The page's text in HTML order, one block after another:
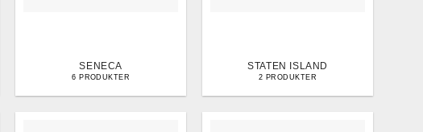
SENECA
6 PRODUKTER
STATEN ISLAND
2 PRODUKTER